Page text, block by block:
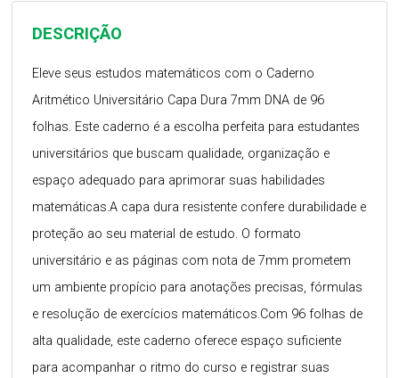
DESCRIÇÃO
Eleve seus estudos matemáticos com o Caderno
Aritmético Universitário Capa Dura 7mm DNA de 96
folhas. Este caderno é a escolha perfeita para estudantes
universitários que buscam qualidade, organização e
espaço adequado para aprimorar suas habilidades
matemáticas.A capa dura resistente confere durabilidade e
proteção ao seu material de estudo. O formato
universitário e as páginas com nota de 7mm prometem
um ambiente propício para anotações precisas, fórmulas
e resolução de exercícios matemáticos.Com 96 folhas de
alta qualidade, este caderno oferece espaço suficiente
para acompanhar o ritmo do curso e registrar suas